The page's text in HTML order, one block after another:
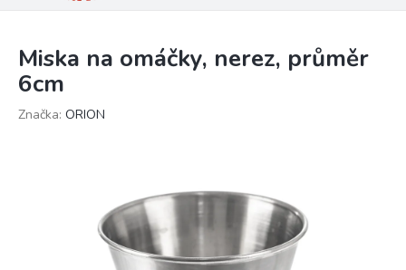
Miska na omáčky, nerez, průměr
6cm
Značka: ORION